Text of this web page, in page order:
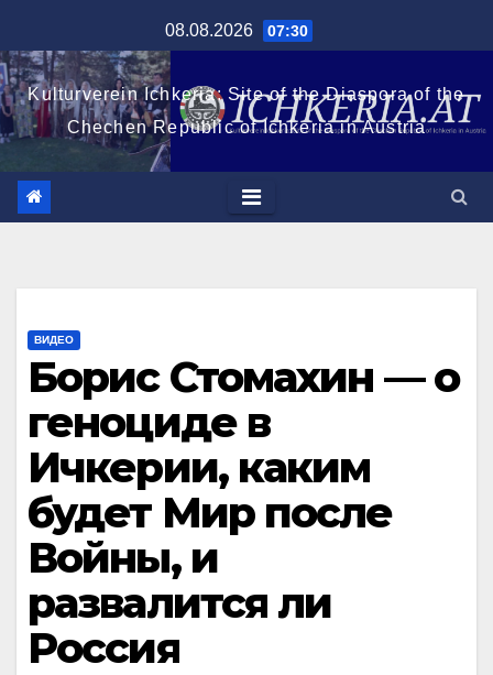
к
содержимому
08.08.2026 07:30
Kulturverein Ichkeria: Site of the Diaspora of the
Chechen Republic of Ichkeria in Austria
ВИДЕО
Борис Стомахин — о
геноциде в
Ичкерии, каким
будет Мир после
Войны, и
развалится ли
Россия